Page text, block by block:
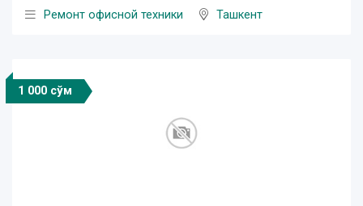
Ремонт офисной техники
Ташкент
1 000 сўм